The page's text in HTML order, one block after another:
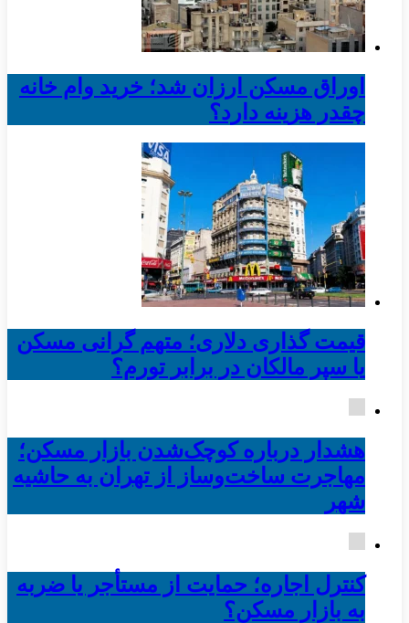
اوراق مسکن ارزان شد؛ خرید وام خانه
چقدر هزینه دارد؟
قیمت گذاری دلاری؛ متهم گرانی مسکن
یا سپر مالکان در برابر تورم؟
هشدار درباره کوچک‌شدن بازار مسکن؛
مهاجرت ساخت‌وساز از تهران به حاشیه‌
شهر
کنترل اجاره؛ حمایت از مستأجر یا ضربه
به بازار مسکن؟